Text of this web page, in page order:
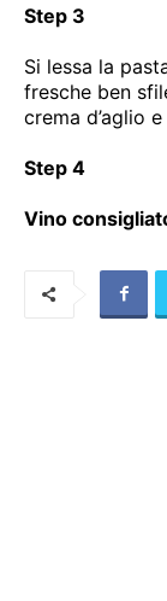
Step 3
Si lessa la
fresche ben
crema d’aglio
Step 4
Vino